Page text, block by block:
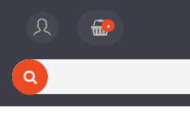
0